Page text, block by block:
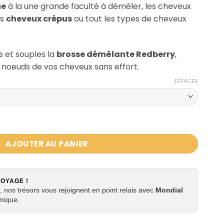
à la une grande faculté à démêler, les cheveux
cheveux crépusou tout les types de cheveux
et souples la brosse démêlante Redberry,
de vos cheveux sans effort.
EFFACER
antistatique cheveux crépus ou bouclés REDBERRY
AJOUTER AU PANIER
!
nos trésors vous rejoignent en point relais avec Mondial